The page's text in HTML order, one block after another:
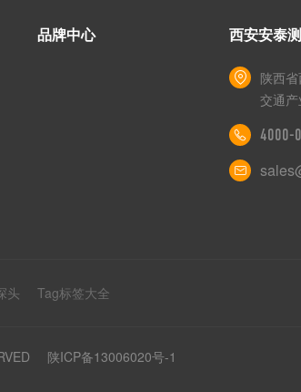
品牌中心 西安安泰
陕西
交通
4000-
头 Tag标签大全
陕ICP备13006020号-1